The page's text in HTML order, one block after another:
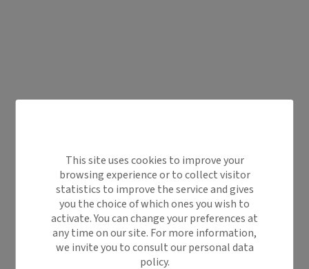
This site uses cookies to improve your
browsing experience or to collect visitor
statistics to improve the service and gives
you the choice of which ones you wish to
activate. You can change your preferences at
any time on our site. For more information,
we invite you to consult our personal data
policy.